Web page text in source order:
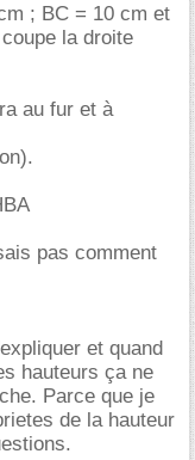
; BC = 10 cm et
la droite
au fur et à
pas comment
et quand
hauteurs ça ne
Parce que je
de la hauteur